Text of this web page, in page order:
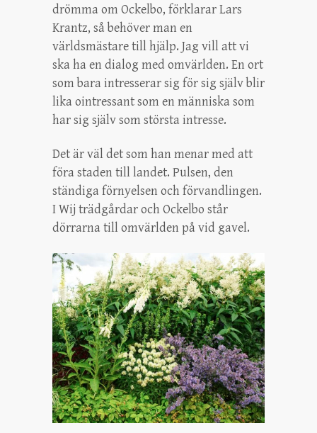
drömma om Ockelbo, förklarar Lars
Krantz, så behöver man en
världsmästare till hjälp. Jag vill att vi
ska ha en dialog med omvärlden. En ort
som bara intresserar sig för sig själv blir
lika ointressant som en människa som
har sig själv som största intresse.
Det är väl det som han menar med att
föra staden till landet. Pulsen, den
ständiga förnyelsen och förvandlingen.
I Wij trädgårdar och Ockelbo står
dörrarna till omvärlden på vid gavel.